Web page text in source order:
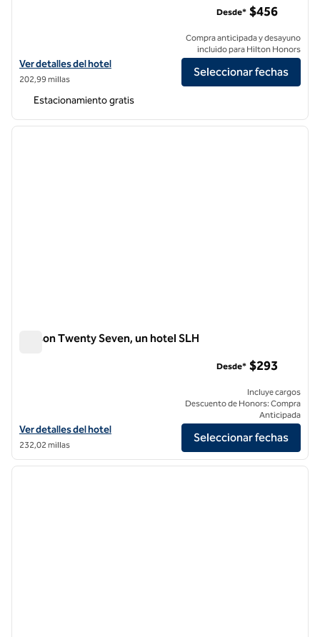
Ver detalles del hotel The Stavrand Russian River Valley, un hotel de
Ver detalles del hotel
202,99 millas
Desde* $456
Compra anticipada y desayuno
incluido para Hilton Honors
Seleccionar fechas
Estacionamiento gratis
1 de 8
Maison Twenty Seven, un hotel SLH
Ver detalles del hotel Maison Twenty Seven, an SLH Hotel
Ver detalles del hotel
232,02 millas
Desde* $293
Incluye cargos
Descuento de Honors: Compra
Anticipada
Seleccionar fechas
1/12
1 de 12